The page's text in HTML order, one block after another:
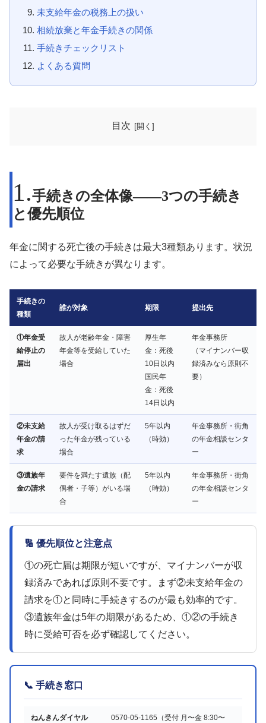
未支給年金の税務上の扱い
相続放棄と年金手続きの関係
手続きチェックリスト
よくある質問
目次
手続きの全体像——3つの手続き
と優先順位
年金に関する死亡後の手続きは最大3種類あります。状況
によって必要な手続きが異なります。
手続きの
種類
誰が対象 期限 提出先
①年金受
給停止の
届出
故人が老齢年金・障害
年金等を受給していた
場合
厚生年
金：死後
10日以内
国民年
金：死後
14日以内
年金事務所
（マイナンバー収
録済みなら原則不
要）
②未支給
年金の請
求
故人が受け取るはずだ
った年金が残っている
場合
5年以内
（時効）
年金事務所・街角
の年金相談センタ
ー
③遺族年
金の請求
要件を満たす遺族（配
偶者・子等）がいる場
合
5年以内
（時効）
年金事務所・街角
の年金相談センタ
ー
🔢 優先順位と注意点
①の死亡届は期限が短いですが、マイナンバーが収
録済みであれば原則不要です。まず②未支給年金の
請求を①と同時に手続きするのが最も効率的です。
③遺族年金は5年の期限があるため、①②の手続き
時に受給可否を必ず確認してください。
📞 手続き窓口
ねんきんダイヤル
0570-05-1165（受付 月〜金 8:30〜